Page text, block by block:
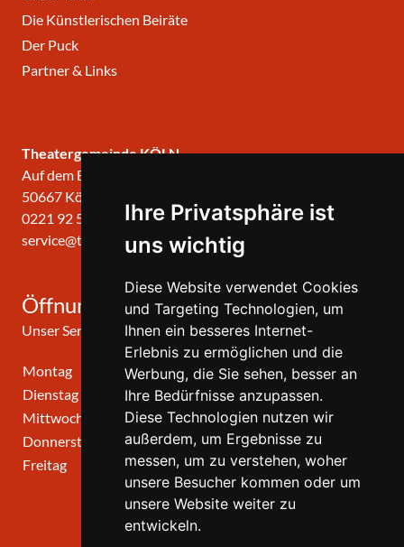
Ihre Privatsphäre ist
uns wichtig
Diese Website verwendet Cookies
und Targeting Technologien, um
Ihnen ein besseres Internet-
Erlebnis zu ermöglichen und die
Werbung, die Sie sehen, besser an
Ihre Bedürfnisse anzupassen.
Diese Technologien nutzen wir
außerdem, um Ergebnisse zu
messen, um zu verstehen, woher
unsere Besucher kommen oder um
unsere Website weiter zu
entwickeln.
Die Künstlerischen Beiräte
Der Puck
Partner & Links
Theatergemeinde KÖLN
Auf dem Berlich 34
50667 Köln
0221 92 57 420
service@theatergemeinde-koeln.de
Öffnungszeiten
Unser Service-Center ist zu folgenden Zeiten geöffnet
Montag
10:00 Uhr - 12:00 Uhr
Dienstag
10:00 Uhr - 12:00 Uhr
Mittwoch
10:00 Uhr - 12:00 Uhr
Donnerstag
10:00 Uhr - 12:00 Uhr
Freitag
geschlossen